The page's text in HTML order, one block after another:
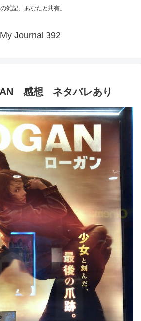
雑記、あなたと共有。
My Journal 392
感想 ネタバレあり